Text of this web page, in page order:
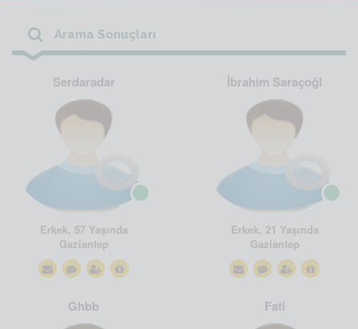
Arama Sonuçları
Serdaradar
Erkek, 57 Yaşında
Gaziantep
İbrahim Saraçoğl
Erkek, 21 Yaşında
Gaziantep
Ghbb Fati